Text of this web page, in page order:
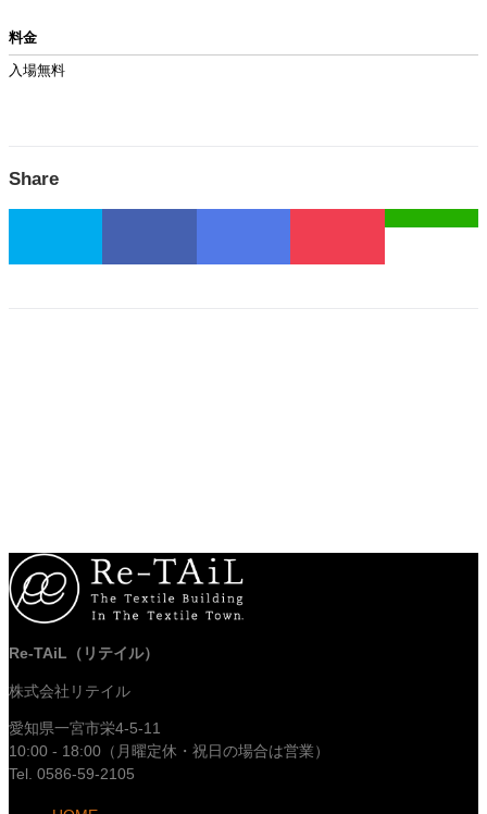
料金
入場無料
Share
Re-TAiL（リテイル）
株式会社リテイル
愛知県一宮市栄4-5-11
10:00 - 18:00（月曜定休・祝日の場合は営業）
Tel. 0586-59-2105